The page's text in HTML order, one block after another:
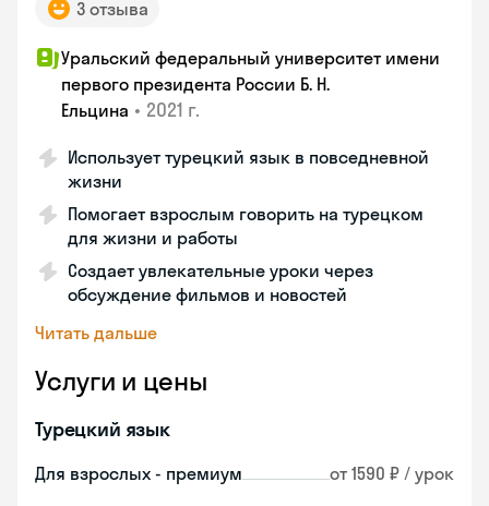
3 отзыва
Уральский федеральный университет имени
первого президента России Б. Н.
Ельцина • 2021 г.
Использует турецкий язык в повседневной
жизни
Помогает взрослым говорить на турецком
для жизни и работы
Создает увлекательные уроки через
обсуждение фильмов и новостей
Читать дальше
Услуги и цены
Турецкий язык
Для взрослых - премиум от 1590 ₽ / урок